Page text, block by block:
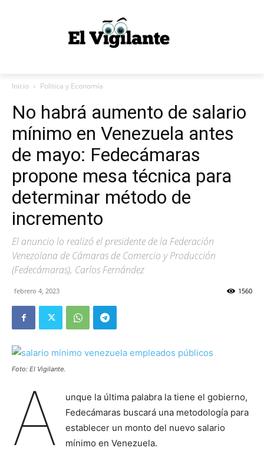
Inicio Politica y Economía
No habrá aumento de salario
mínimo en Venezuela antes
de mayo: Fedecámaras
propone mesa técnica para
determinar método de
incremento
El anuncio lo realizó el presidente de la Federación
Venezolana de Cámaras de Comercio y Producción
(Fedecámaras), Carlos Fernández
febrero 4, 2023 1560
Foto: El Vigilante.
A
unque la última palabra la tiene el gobierno,
Fedecámaras buscará una metodología para
establecer un monto del nuevo salario
mínimo en Venezuela.